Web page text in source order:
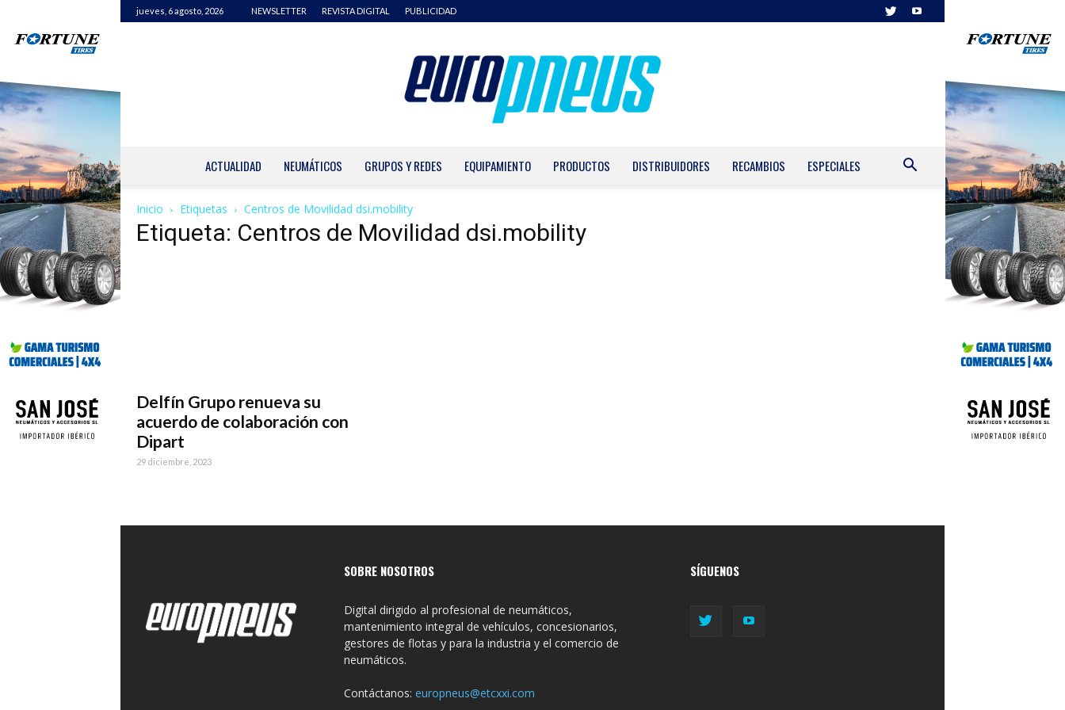
jueves, 6 agosto, 2026 NEWSLETTER REVISTA DIGITAL PUBLICIDAD
ACTUALIDAD NEUMÁTICOS GRUPOS Y REDES EQUIPAMIENTO PRODUCTOS DISTRIBUIDORES RECAMBIOS ESPECIALES
Inicio Etiquetas Centros de Movilidad dsi.mobility
Etiqueta: Centros de Movilidad dsi.mobility
Delfín Grupo renueva su
acuerdo de colaboración con
Dipart
29 diciembre, 2023
SOBRE NOSOTROS
Digital dirigido al profesional de neumáticos,
mantenimiento integral de vehículos, concesionarios,
gestores de flotas y para la industria y el comercio de
neumáticos.
Contáctanos: europneus@etcxxi.com
SÍGUENOS